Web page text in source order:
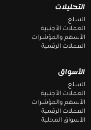
الأسواق
السلع
العملات الأجنبية
الأسهم والمؤشرات
العملات الرقمية
الأسواق المحلية
التحليلات
السلع
العملات الأجنبية
الأسهم والمؤشرات
العملات الرقمية